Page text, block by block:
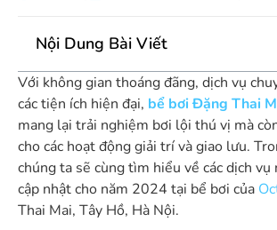
Nội Dung Bài Viết
Với không gian thoáng đãng, dịch vụ
các tiện ích hiện đại, bể bơi Đặng Thai
mang lại trải nghiệm bơi lội thú vị mà
cho các hoạt động giải trí và giao lưu.
chúng ta sẽ cùng tìm hiểu về các dịch vụ
cập nhật cho năm 2024 tại bể bơi của
Thai Mai, Tây Hồ, Hà Nội.